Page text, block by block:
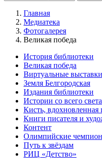
Главная
Медиатека
Фотогалерея
Великая победа
История библиотеки
Великая победа
Виртуальные выставки
Земля Белгородская
Издания библиотеки
Истории со всего
Кисть, вдохновленная
Книги писателя и
Контент
Олимпийские
Путь к звёздам
РИЦ «Детство»